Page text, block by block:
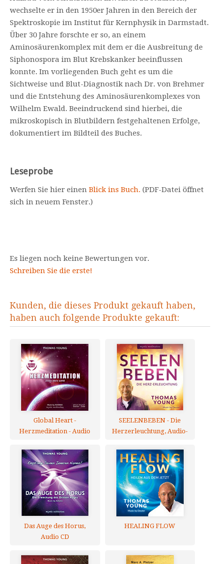
wechselte er in den 1950er Jahren in den Bereich der
Spektroskopie im Institut für Kernphysik in Darmstadt.
Über 30 Jahre forschte er so, an einem
Aminosäurenkomplex mit dem er die Ausbreitung de
Siphonospora im Blut Krebskanker beeinflussen
konnte. Im vorliegenden Buch geht es um die
Sichtweise und Blut-Diagnostik nach Dr. von Brehmer
und die Entstehung des Aminosäurenkomplexes von
Wilhelm Ewald. Beeindruckend sind hierbei, die
mikroskopisch in Blutbildern festgehaltenen Erfolge,
dokumentiert im Bildteil des Buches.
Leseprobe
Werfen Sie hier einen Blick ins Buch. (PDF-Datei öffnet
sich in neuem Fenster.)
Es liegen noch keine Bewertungen vor.
Schreiben Sie die erste!
Kunden, die dieses Produkt gekauft haben,
haben auch folgende Produkte gekauft:
Global Heart -
Herzmeditation - Audio
SEELENBEBEN - Die
Herzerleuchtung, Audio-
Das Auge des Horus,
Audio CD
HEALING FLOW